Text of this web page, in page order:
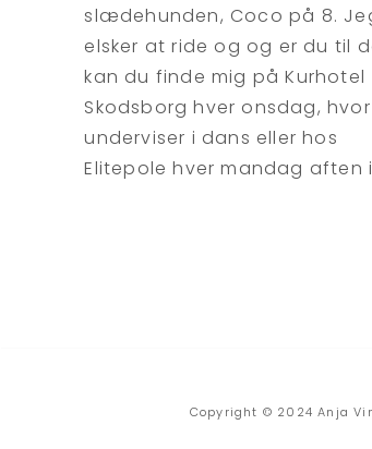
slædehunden, Coco på 8.
elsker at ride og og er du til
kan du finde mig på Kurhotel
Skodsborg hver onsdag,
underviser i dans eller hos
Elitepole hver mandag aften
Copyright © 2024 Anja